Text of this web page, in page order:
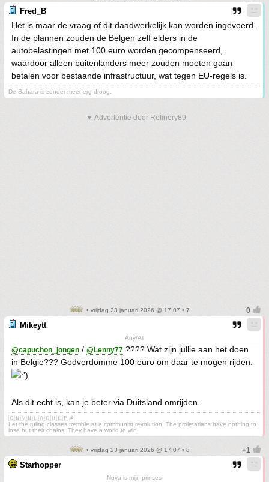
Fred_B
Het is maar de vraag of dit daadwerkelijk kan worden ingevoerd.
In de plannen zouden de Belgen zelf elders in de
autobelastingen met 100 euro worden gecompenseerd,
waardoor alleen buitenlanders meer zouden moeten gaan
betalen voor bestaande infrastructuur, wat tegen EU-regels is.
De Sahara is zonder meer erg droog.
▼ Advertentie door Refinery89
• vrijdag 23 januari 2026 @ 17:07 • 7
Mikeytt
Any/All
@capuchon_jongen / @Lenny77 ???? Wat zijn jullie aan het doen
in Belgie??? Godverdomme 100 euro om daar te mogen rijden.
Als dit echt is, kan je beter via Duitsland omrijden.
🇨🇳🇻🇳🇱🇦🇨🇺🇰🇵☭
Let the ruling classes tremble at a communist revolution. The proletarians have nothing to
lose but their chains. They have a world to win.
• vrijdag 23 januari 2026 @ 17:07 • 8
Starhopper
Nova is mijn prinses